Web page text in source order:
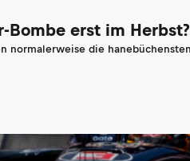
Bombe erst im Herbst?
normalerweise die